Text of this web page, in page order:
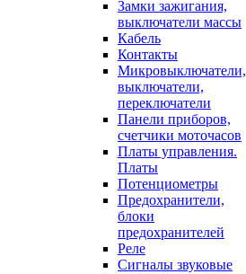
Замки зажигания,
выключатели массы
Кабель
Контакты
Микровыключатели,
выключатели,
переключатели
Панели приборов,
счетчики моточасов
Платы управления.
Платы
Потенциометры
Предохранители,
блоки
предохранителей
Реле
Сигналы звуковые